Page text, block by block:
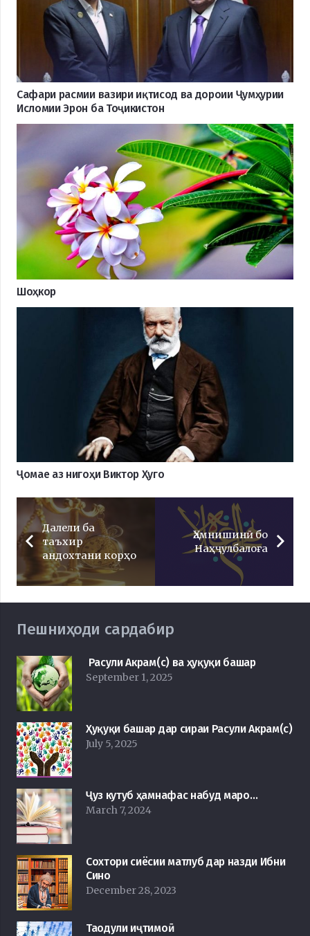
Сафари расмии вазири иқтисод ва дороии Ҷумҳурии
Исломии Эрон ба Тоҷикистон
Шоҳкор
Ҷомае аз нигоҳи Виктор Ҳуго
Далели ба
таъхир
андохтани корҳо
Ҳамнишинӣ бо
Наҳҷулбалоға
Пешниҳоди сардабир
Расули Акрам(с) ва ҳуқуқи башар
September 1, 2025
Ҳуқуқи башар дар сираи Расули Акрам(с)
July 5, 2025
Ҷуз кутуб ҳамнафас набуд маро…
March 7, 2024
Сохтори сиёсии матлуб дар назди Ибни
Сино
December 28, 2023
Таодули иҷтимоӣ